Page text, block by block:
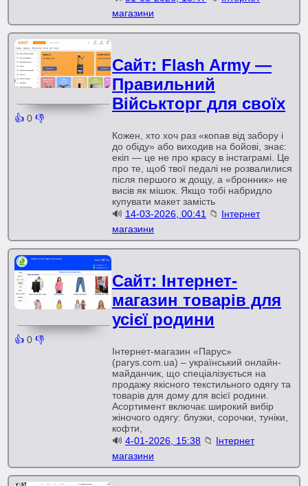
магазини
👍 0 👎
Сайт: Flash Army —
Правильний
Військторг для своїх
Кожен, хто хоч раз «копав від забору і
до обіду» або виходив на бойові, знає:
екіп — це не про красу в інстаграмі. Це
про те, щоб твої педалі не розвалилися
після першого ж дощу, а «бронник» не
висів як мішок. Якщо тобі набридло
купувати макет замість
🔊 14-03-2026, 00:41 📁 Інтернет
магазини
👍 0 👎
Сайт: Інтернет-
магазин товарів для
усієї родини
Інтернет-магазин «Парус»
(parys.com.ua) – український онлайн-
майданчик, що спеціалізується на
продажу якісного текстильного одягу та
товарів для дому для всієї родини.
Асортимент включає широкий вибір
жіночого одягу: блузки, сорочки, туніки,
кофти,
🔊4-01-2026, 15:38 📁 Інтернет
магазини